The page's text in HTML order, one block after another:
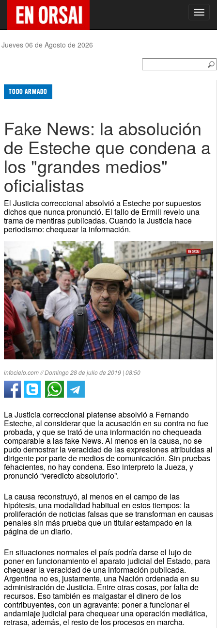
Jueves 06 de Agosto de 2026
TODO ARMADO
Fake News: la absolución
de Esteche que condena a
los "grandes medios"
oficialistas
El Justicia correccional absolvió a Esteche por supuestos
dichos que nunca pronunció. El fallo de Ermili revelo una
trama de mentiras publicadas. Cuando la Justicia hace
periodismo: chequear la información.
infocielo.com // Domingo 28 de julio de 2019 | 08:50
La Justicia correccional platense absolvió a Fernando
Esteche, al considerar que la acusación en su contra no fue
probada, y que se trató de una información no chequeada
comparable a las fake News. Al menos en la causa, no se
pudo demostrar la veracidad de las expresiones atribuidas al
dirigente por parte de medios de comunicación. Sin pruebas
fehacientes, no hay condena. Eso interpreto la Jueza, y
pronunció “veredicto absolutorio”.
La causa reconstruyó, al menos en el campo de las
hipótesis, una modalidad habitual en estos tiempos: la
proliferación de noticias falsas que se transforman en causas
penales sin más prueba que un titular estampado en la
página de un diario.
En situaciones normales el país podría darse el lujo de
poner en funcionamiento el aparato judicial del Estado, para
chequear la veracidad de una información publicada.
Argentina no es, justamente, una Nación ordenada en su
administración de Justicia. Entre otras cosas, por falta de
recursos. Eso también es malgastar el dinero de los
contribuyentes, con un agravante: poner a funcionar el
andamiaje judicial para chequear una operación mediática,
retrasa, además, el resto de los procesos en marcha.